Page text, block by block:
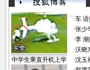
中学生乘直升机上学
·车 语|
·张少
·李 潮
·沃晓
·沈玉